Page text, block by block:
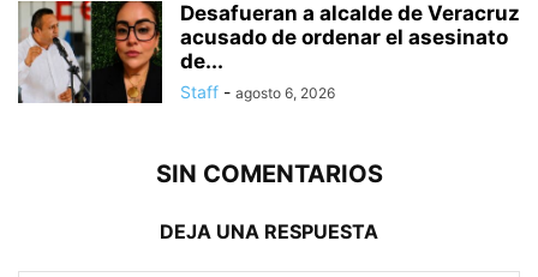
Desafueran a alcalde de Veracruz
acusado de ordenar el asesinato
de...
Staff - agosto 6, 2026
SIN COMENTARIOS
DEJA UNA RESPUESTA